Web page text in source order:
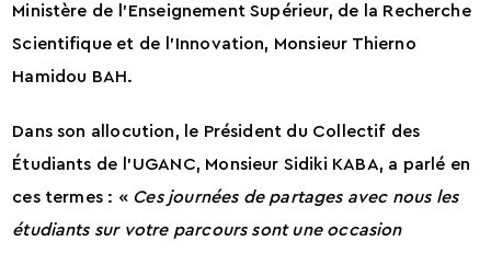
Ministère de l’Enseignement Supérieur, de la Recherche
Scientifique et de l’Innovation, Monsieur Thierno
Hamidou BAH.
Dans son allocution, le Président du Collectif des
Étudiants de l’UGANC, Monsieur Sidiki KABA, a parlé en
ces termes : « Ces journées de partages avec nous les
étudiants sur votre parcours sont une occasion